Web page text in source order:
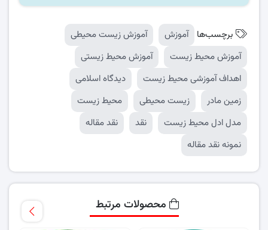
برچسب‌ها آموزش
آموزش زیست محیطی
آموزش محیط زیست
آموزش محیط زیستی
اهداف آموزشی محیط زیست
دیدگاه اسلامی
زمین مادر
زیست محیطی
محیط زیست
مدل ادل محیط زیست
نقد
نقد مقاله
نمونه نقد مقاله
محصولات مرتبط